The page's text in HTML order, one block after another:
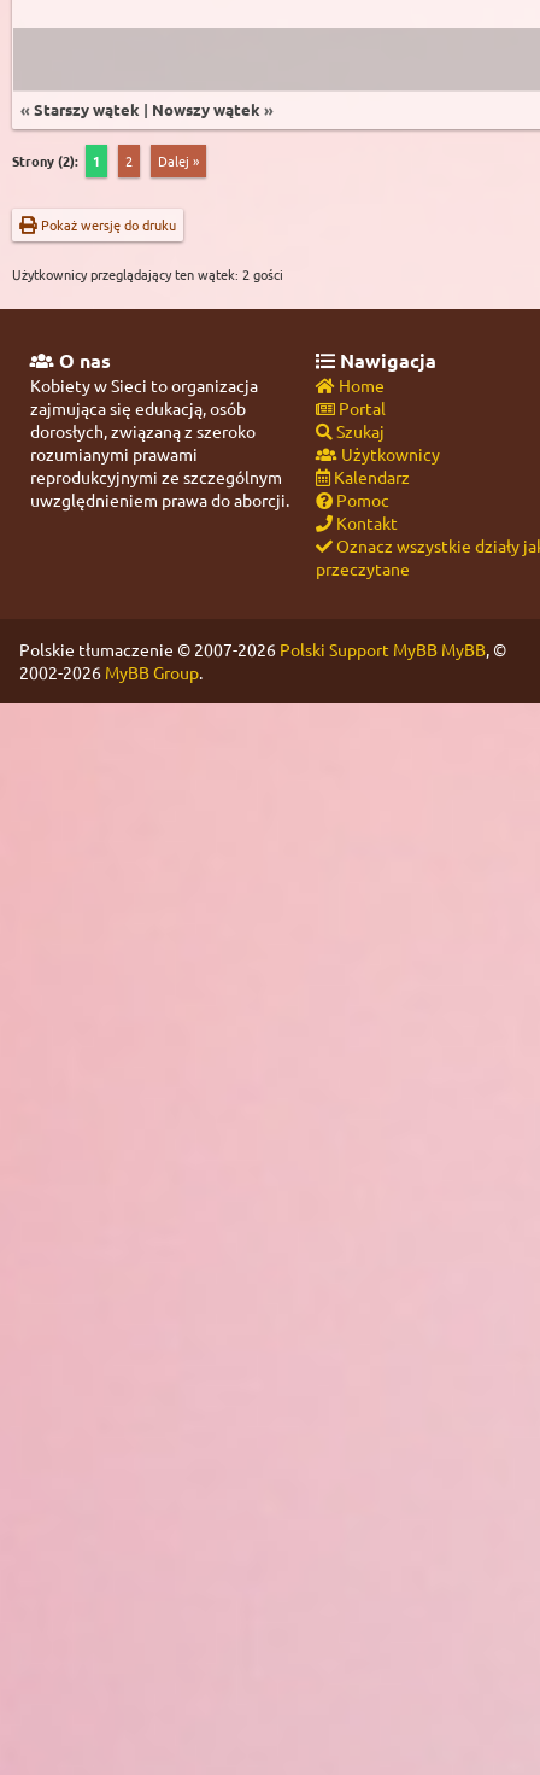
« Starszy wątek | Nowszy wątek »
Strony (2): 1 2 Dalej »
Pokaż wersję do druku
Użytkownicy przeglądający ten wątek: 2 gości
O nas
Kobiety w Sieci to organizacja
zajmująca się edukacją, osób
dorosłych, związaną z szeroko
rozumianymi prawami
reprodukcyjnymi ze szczególnym
uwzględnieniem prawa do aborcji.
Nawigacja
Home
Portal
Szukaj
Użytkownicy
Kalendarz
Pomoc
Kontakt
Oznacz wszystkie działy
przeczytane
Polskie tłumaczenie © 2007-2026 Polski Support MyBB MyBB, ©
2002-2026 MyBB Group.